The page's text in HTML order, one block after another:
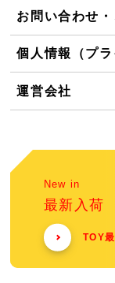
お問い合わせ
個人情報（プ
運営会社
New in
最新入荷
TOY